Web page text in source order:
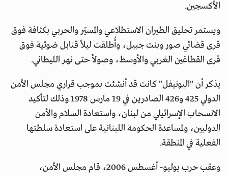
الأكسجين.
ويستمر تحليق الطيران الاستطلاعي والمسيّر والحربي بكثافة فوق
قرى قضائي صور وبنت جبيل، وأُطلقت ليلاً قنابل ضوئية فوق
قرى القطاعَين الغربي والأوسط، وصولاً حتى نهر الليطاني.
يذكر أن "اليونيفل" كانت قد أنشئت بموجب قراري مجلس الأمن
الدولي 425 و426 الصادرين في 19 مارس 1978 وذلك لتأكيد
الانسحاب الإسرائيلي من لبنان، واستعادة السلام والأمن
الدوليين، ولمساعدة الحكومة اللبنانية على استعادة سلطتها
الفعلية في المنطقة.
وعقب حرب يوليو- أغسطس 2006، قام مجلس الأمن،